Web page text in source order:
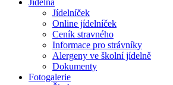
Jídelna
Jídelníček
Online jídelníček
Ceník stravného
Informace pro strávníky
Alergeny ve školní jídelně
Dokumenty
Fotogalerie